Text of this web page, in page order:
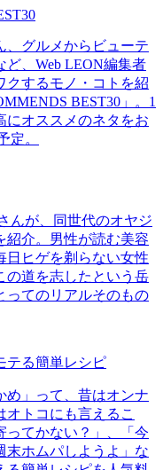
、グルメからビューテ
ど、Web LEON編集者
クするモノ・コトを紹
BEST30」。1
にオススメのネタをお
定。
んが、同世代のオヤジ
紹介。男性が読む美容
日ヒゲを剃らない女性
の道を志したという岳
ってのリアルそのもの
テる簡単レシピ
め」って、昔はオンナ
オトコにも言えるこ
ってかない？」、「今
末ホムパしようよ」な